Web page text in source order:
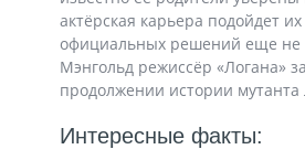
актёрская карьера подойдет
официальных решений еще не
Мэнгольд режиссёр «Логана»
продолжении истории
Интересные факты: